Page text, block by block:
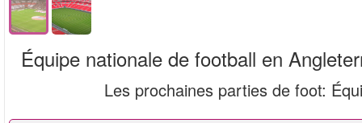
Équipe nationale de football en
Les prochaines parties de foot: